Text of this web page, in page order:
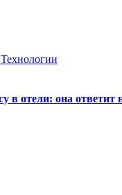
Технологии
в отели: она ответит